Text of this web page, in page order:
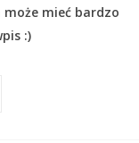
mieć bardzo
:)